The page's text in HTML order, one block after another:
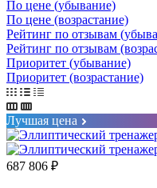
По цене (убывание)
По цене (возрастание)
Рейтинг по отзывам
Рейтинг по отзывам
Приоритет (убывание)
Приоритет (возрастание)
Лучшая цена
687 806 ₽